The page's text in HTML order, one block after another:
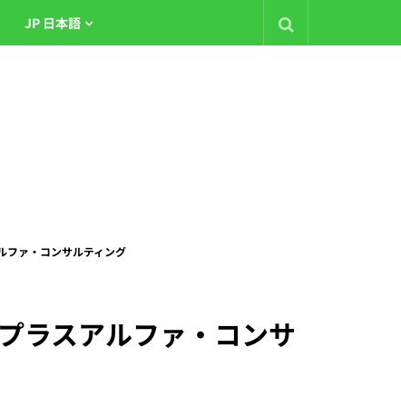
JP 日本語
ァ・コンサルティング
ラスアルファ・コンサ